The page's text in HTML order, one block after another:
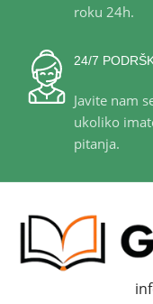
roku 24h.
24/7
Javite nam
ukoliko
pitanja.